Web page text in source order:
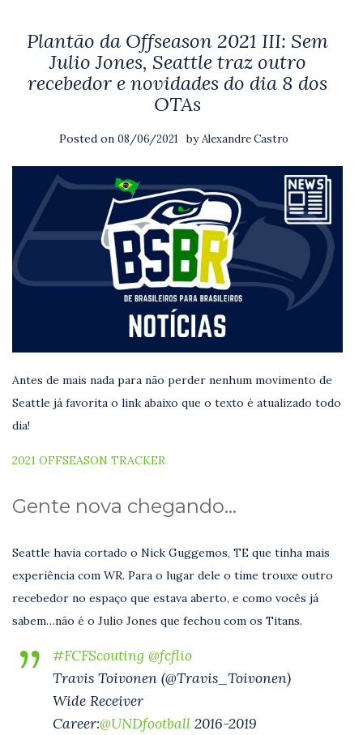
Plantão da Offseason 2021 III: Sem
Julio Jones, Seattle traz outro
recebedor e novidades do dia 8 dos
OTAs
Posted on 08/06/2021 byAlexandre Castro
Antes de mais nada para não perder nenhum movimento de
Seattle já favorita o link abaixo que o texto é atualizado todo
dia!
2021 OFFSEASON TRACKER
Gente nova chegando…
Seattle havia cortado o Nick Guggemos, TE que tinha mais
experiência com WR. Para o lugar dele o time trouxe outro
recebedor no espaço que estava aberto, e como vocês já
sabem…não é o Julio Jones que fechou com os Titans.
#FCFScouting @fcflio
Travis Toivonen (@Travis_Toivonen)
Wide Receiver
Career:@UNDfootball 2016-2019